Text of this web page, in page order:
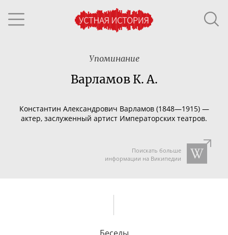
Упоминание
Варламов К. А.
Константин Александрович Варламов (1848—1915) —
актер, заслуженный артист Императорских театров.
Поискать больше
информации на Википедии
Беседы